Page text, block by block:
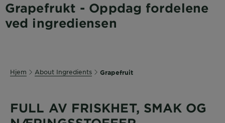
Grapefrukt - Oppdag fordelene
ved ingrediensen
Hjem About Ingredients Grapefruit
FULL AV FRISKHET, SMAK OG